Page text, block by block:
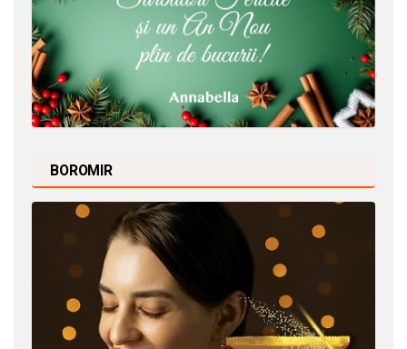
BOROMIR